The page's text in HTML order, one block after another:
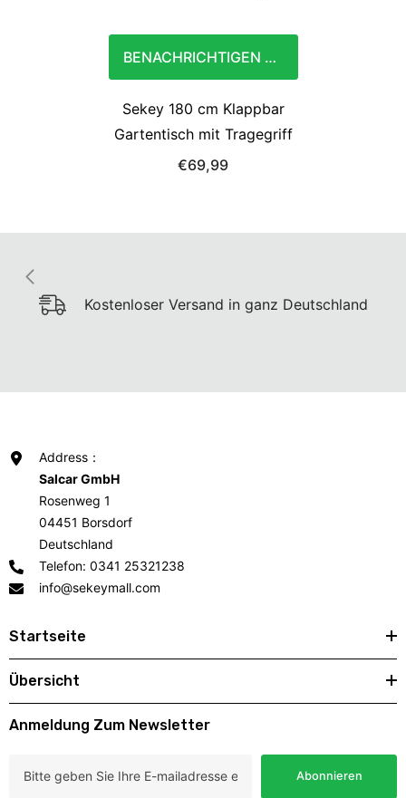
BENACHRICHTIGEN SIE MICH
Sekey 180 cm Klappbar
Gartentisch mit Tragegriff
€69,99
Kostenloser Versand in ganz Deutschland
Address：
Salcar GmbH
Rosenweg 1
04451 Borsdorf
Deutschland
Telefon: 0341 25321238
info@sekeymall.com
Startseite
Übersicht
Anmeldung Zum Newsletter
Abonnieren